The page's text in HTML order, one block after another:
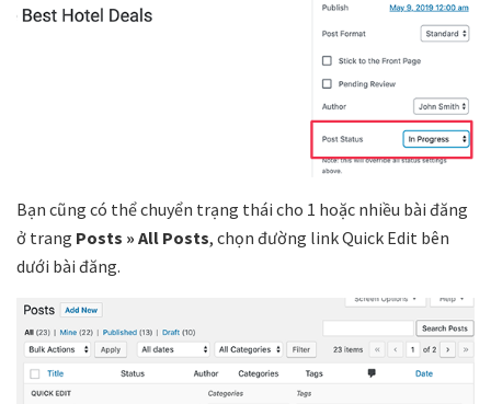
Bạn cũng có thể chuyển trạng thái cho 1 hoặc nhiều bài đăng
ở trang Posts » All Posts, chọn đường link Quick Edit bên
dưới bài đăng.